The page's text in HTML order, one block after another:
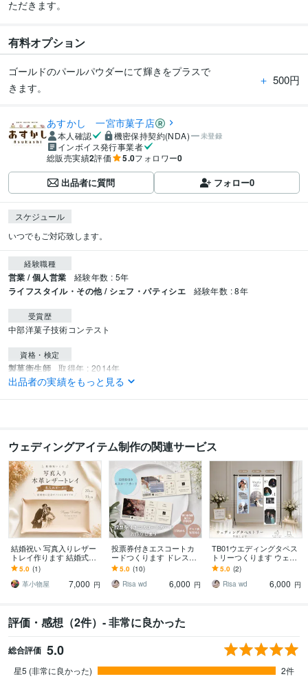
ただきます。
有料オプション
ゴールドのパールパウダーにて輝きをプラスで
きます。
＋ 500円
あすかし 一宮市菓子店
本人確認 機密保持契約(NDA) 未登録
インボイス発行事業者
総販売実績2評価 5.0フォロワー0
出品者に質問 フォロー0
スケジュール
いつでもご対応致します。
経験職種
営業 / 個人営業 経験年数 : 5年
ライフスタイル・その他 / シェフ・パティシエ 経験年数 : 8年
受賞歴
中部洋菓子技術コンテスト
資格・検定
製菓衛生師 取得年 : 2014年
学歴
名古屋製菓専門学校 2013年3月 ~ 2015年3月
出品者の実績をもっと見る
ウェディングアイテム制作の関連サービス
結婚祝い 写真入りレザー
トレイ作ります 結婚式後
のプレゼント・両親贈呈
品 ウェディングギフト
5.0 (1)
革小物屋
7,000 円
投票券付きエスコートカ
ードつくります ドレス当
て投票など投票企画の投
票券として使える！
5.0 (10)
Risa wd
6,000 円
TB01ウエディングタペス
トリーつくります ウェル
カムスペースをおしゃれ
に！IKEAハンガーラック
対応
5.0 (2)
Risa wd
6,000 円
評価・感想（2件）- 非常に良かった
総合評価 5.0
星5 (非常に良かった) 2件